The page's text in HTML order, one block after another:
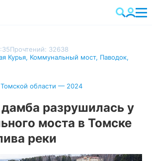
Прочтений: 32638
Курья, Коммунальный мост, Паводок,
Томской области — 2024
разрушилась у
моста в Томске
реки